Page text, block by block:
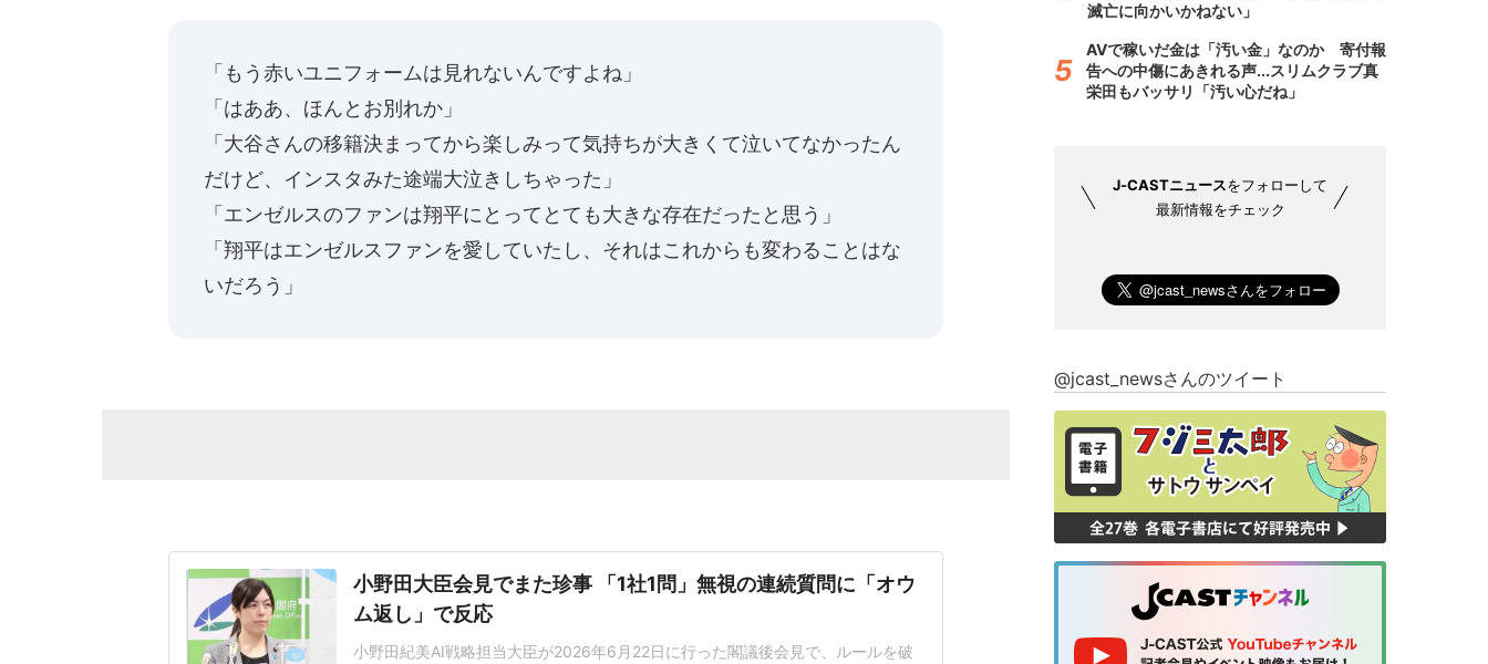
「もう赤いユニフォームは見れないんですよね」
「はああ、ほんとお別れか」
「大谷さんの移籍決まってから楽しみって気持ちが大きくて泣いてなかったん
だけど、インスタみた途端大泣きしちゃった」
「エンゼルスのファンは翔平にとってとても大きな存在だったと思う」
「翔平はエンゼルスファンを愛していたし、それはこれからも変わることはな
いだろう」
小野田大臣会見でまた珍事 「1社1問」無視の連続質問に「オウ
ム返し」で反応
小野田紀美AI戦略担当大臣が2026年6月22日に行った閣議後会見で、ルールを破
滅亡に向かいかねない」
AVで稼いだ金は「汚い金」なのか 寄付報
告への中傷にあきれる声...スリムクラブ真
栄田もバッサリ「汚い心だね」
J-CASTニュースをフォローして
最新情報をチェック
@jcast_newsさんのツイート